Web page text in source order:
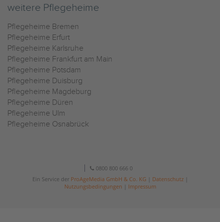
weitere Pflegeheime
Pflegeheime Bremen
Pflegeheime Erfurt
Pflegeheime Karlsruhe
Pflegeheime Frankfurt am Main
Pflegeheime Potsdam
Pflegeheime Duisburg
Pflegeheime Magdeburg
Pflegeheime Düren
Pflegeheime Ulm
Pflegeheime Osnabrück
0800 800 666 0
Ein Service der ProAgeMedia GmbH & Co. KG Datenschutz|
Nutzungsbedingungen
Impressum